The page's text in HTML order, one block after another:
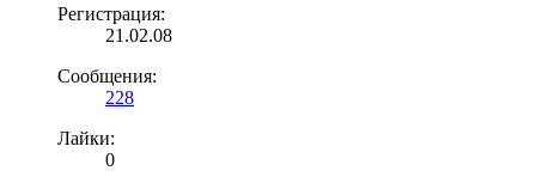
Регистрация:
21.02.08
Сообщения:
228
Лайки:
0